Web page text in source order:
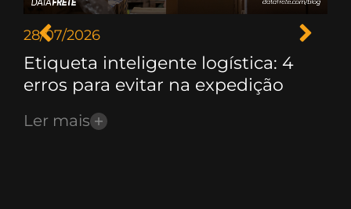
28/07/2026
Etiqueta inteligente logística: 4
erros para evitar na expedição
Ler mais